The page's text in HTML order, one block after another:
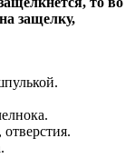
защелку,